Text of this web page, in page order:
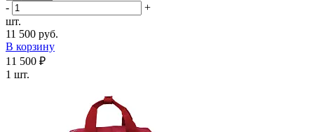
-
+
шт.
11 500 руб.
В корзину
11 500 ₽
1 шт.